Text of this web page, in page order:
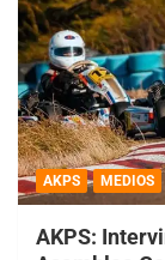
AKPS MEDIOS
AKPS: